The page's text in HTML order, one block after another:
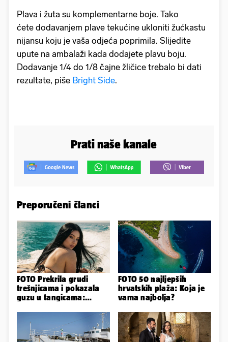
Plava i žuta su komplementarne boje. Tako
ćete dodavanjem plave tekućine ukloniti žućkastu
nijansu koju je vaša odjeća poprimila. Slijedite
upute na ambalaži kada dodajete plavu boju.
Dodavanje 1/4 do 1/8 čajne žličice trebalo bi dati
rezultate, piše Bright Side.
Prati naše kanale
Preporučeni članci
FOTO Prekrila grudi
trešnjicama i pokazala
guzu u tangicama:
FOTO 50 najljepših
hrvatskih plaža: Koja je
vama najbolja?